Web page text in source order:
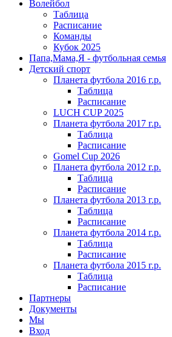
Волейбол
Таблица
Расписание
Команды
Кубок 2025
Папа,Мама,Я - футбольная семья
Детский спорт
Планета футбола 2016 г.р.
Таблица
Расписание
LUCH CUP 2025
Планета футбола 2017 г.р.
Таблица
Расписание
Gomel Cup 2026
Планета футбола 2012 г.р.
Таблица
Расписание
Планета футбола 2013 г.р.
Таблица
Расписание
Планета футбола 2014 г.р.
Таблица
Расписание
Планета футбола 2015 г.р.
Таблица
Расписание
Партнеры
Документы
Мы
Вход